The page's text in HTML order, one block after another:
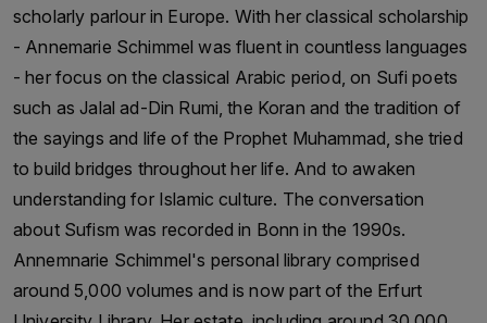
leading media organisations. The company owns
and operates a range of media outlets, including
the English-language newspaper *Dawn*, the
Urdu-language newspaper *Express* and the
television news channel *Dawn News* .The
Dawn Media Group, under the leadership of
Hameed Haroon, is committed to journalistic
integrity and freedom of expression in Pakistan.
It has received numerous awards and accolades
for its journalism, including the International
scholarly parlour in Europe. With her classical scholarship
- Annemarie Schimmel was fluent in countless languages
- her focus on the classical Arabic period, on Sufi poets
such as Jalal ad-Din Rumi, the Koran and the tradition of
the sayings and life of the Prophet Muhammad, she tried
to build bridges throughout her life. And to awaken
understanding for Islamic culture. The conversation
about Sufism was recorded in Bonn in the 1990s.
Annemnarie Schimmel's personal library comprised
around 5,000 volumes and is now part of the Erfurt